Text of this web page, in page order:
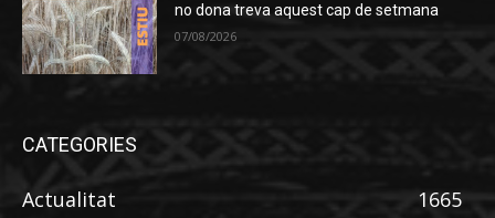
no dona treva aquest cap de setmana
07/08/2026
CATEGORIES
Actualitat
1665